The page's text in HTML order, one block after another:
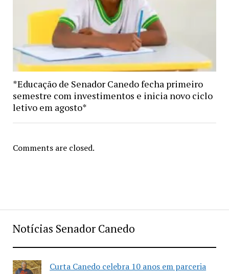
Notícias Senador Canedo
Curta Canedo celebra 10 anos em parceria
*Educação de Senador Canedo fecha primeiro
semestre com investimentos e inicia novo ciclo
letivo em agosto*
Comments are closed.